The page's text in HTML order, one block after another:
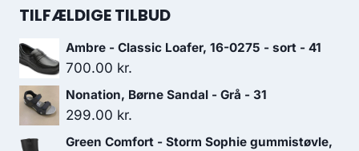
pris
499.00 kr..349.30 kr..
TILFÆLDIGE TILBUD
Ambre - Classic Loafer, 16-0275 - sort - 41
700.00 kr.
Nonation, Børne Sandal - Grå - 31
299.00 kr.
Green Comfort - Storm Sophie gummistøvle,